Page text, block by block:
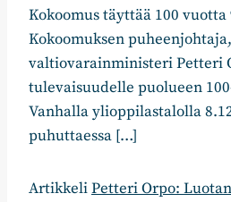
Kokoomus täyttää 100 vuotta
Kokoomuksen puheenjohtaja,
valtiovarainministeri Petteri
tulevaisuudelle puolueen
Vanhalla ylioppilastalolla
puhuttaessa […]
ArtikkeliPetteri Orpo: